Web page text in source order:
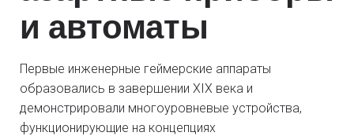
и автоматы
Первые инженерные геймерские аппараты
образовались в завершении XIX века и
демонстрировали многоуровневые устройства,
функционирующие на концепциях